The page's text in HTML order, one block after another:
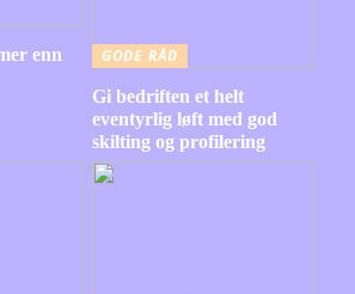
enn
GODE RÅD
Gi bedriften et helt
eventyrlig løft med god
skilting og profilering